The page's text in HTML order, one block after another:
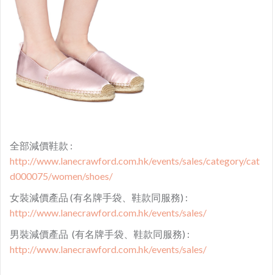
全部減價鞋款 :
http://www.lanecrawford.com.hk/events/sales/category/cat
d000075/women/shoes/
女裝減價產品 (有名牌手袋、鞋款同服務) :
http://www.lanecrawford.com.hk/events/sales/
男裝減價產品 (有名牌手袋、鞋款同服務) :
http://www.lanecrawford.com.hk/events/sales/